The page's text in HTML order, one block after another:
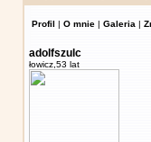
Profil | O mnie | Galeria |
adolfszulc
łowicz, 53 lat